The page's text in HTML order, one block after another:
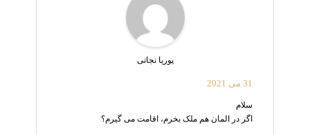
پوریا نجاتی
31 می 2021
سلام
اگر در المان هم ملک بخرم، اقامت می گیرم؟